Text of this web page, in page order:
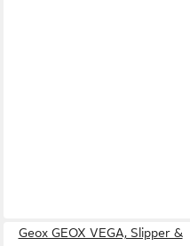
Geox GEOX VEGA, Slipper &